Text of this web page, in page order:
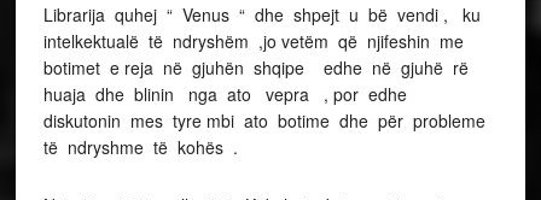
Librarija quhej “ Venus “ dhe shpejt u bë vendi , ku
intelkektualë të ndryshëm ,jo vetëm që njifeshin me
botimet e reja në gjuhën shqipe edhe në gjuhë rë
huaja dhe blinin nga ato vepra , por edhe
diskutonin mes tyre mbi ato botime dhe për probleme
të ndryshme të kohës .